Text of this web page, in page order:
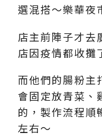
店主前陣子才去
店因疫情都收攤
而他們的腸粉主
會固定放青菜、
的，製作流程順
左右～